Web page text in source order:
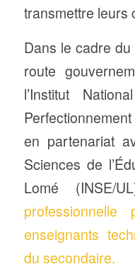
transmettre leurs
Dans le cadre
route
l’Institut
en partenariat
Sciences de
Lomé (INSE/
enseignants
du secondaire.